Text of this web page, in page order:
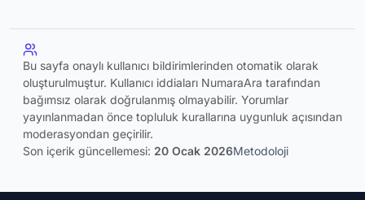
Bu sayfa onaylı kullanıcı bildirimlerinden otomatik olarak
oluşturulmuştur. Kullanıcı iddiaları NumaraAra tarafından
bağımsız olarak doğrulanmış olmayabilir. Yorumlar
yayınlanmadan önce topluluk kurallarına uygunluk açısından
moderasyondan geçirilir.
Son içerik güncellemesi: 20 Ocak 2026Metodoloji